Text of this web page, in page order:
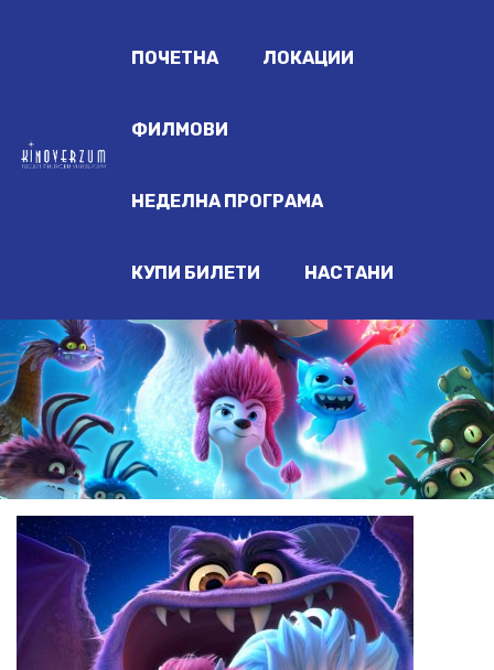
ПОЧЕТНА ЛОКАЦИИ
ФИЛМОВИ
НЕДЕЛНА ПРОГРАМА
КУПИ БИЛЕТИ НАСТАНИ